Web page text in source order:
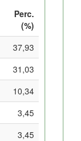
Perc.
(%)
37,93
31,03
10,34
3,45
3,45